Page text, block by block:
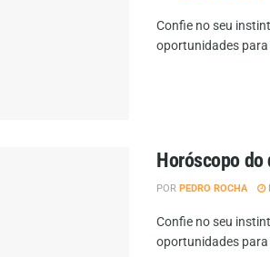
Confie no seu
oportunidades para
Horóscopo
POR PEDRO ROCHA
Confie no seu
oportunidades para